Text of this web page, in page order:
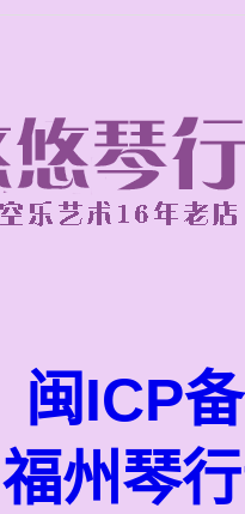
闽ICP
福州琴